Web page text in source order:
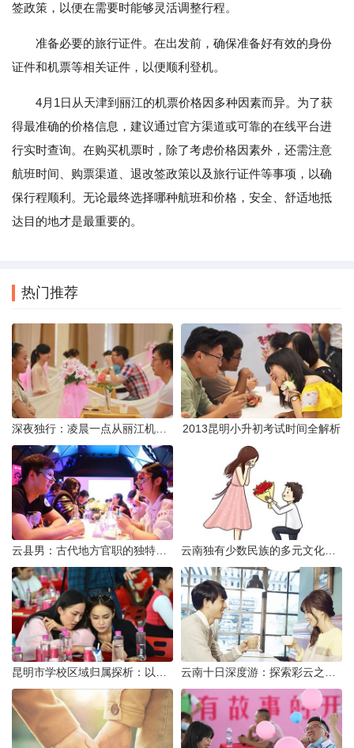
签政策，以便在需要时能够灵活调整行程。
准备必要的旅行证件。在出发前，确保准备好有效的身份
证件和机票等相关证件，以便顺利登机。
4月1日从天津到丽江的机票价格因多种因素而异。为了获
得最准确的价格信息，建议通过官方渠道或可靠的在线平台进
行实时查询。在购买机票时，除了考虑价格因素外，还需注意
航班时间、购票渠道、退改签政策以及旅行证件等事项，以确
保行程顺利。无论最终选择哪种航班和价格，安全、舒适地抵
达目的地才是最重要的。
热门推荐
2013昆明小升初考试时间全解析